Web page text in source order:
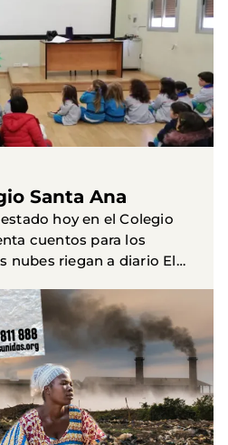
Santa Ana
hoy en el Colegio
cuentos para los
nubes riegan a diario El